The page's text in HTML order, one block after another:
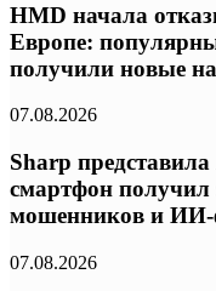
HMD начала
Европе:
получили новые
07.08.2026
Sharp
смартфон получил
мошенников и
07.08.2026